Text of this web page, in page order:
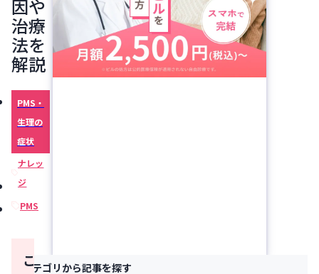
因や
治療
法を
解説
PMS・
生理の
症状
ナレッ
ジ
PMS
こ
カテゴリから記事を探す